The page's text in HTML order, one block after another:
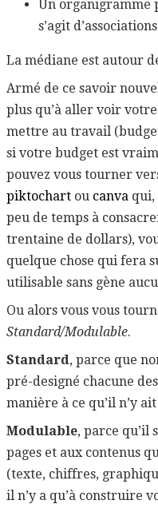
Un organigramme
s’agit
La médiane est autour
Armé de ce savoir
plus qu’à aller voir
mettre au travail (budget
si votre budget est
pouvez vous tourner
piktochart ou canva qui,
peu de temps à
trentaine de dollars),
quelque chose qui fera
utilisable sans gène
Ou alors vous vous
Standard/Modulable.
Standard, parce que
pré-designé chacune
manière à ce qu’il n’y
Modulable, parce qu’il
pages et aux contenus
(texte, chiffres,
il n’y a qu’à construire